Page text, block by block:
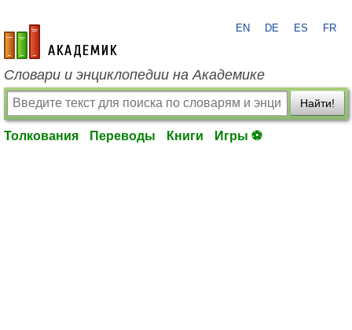
academic.ru
EN DE ES FR
Словари и энциклопедии на Академике
Найти!
Толкования Переводы Книги Игры ⚽